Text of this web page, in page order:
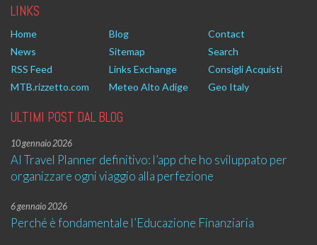
LINKS
Home Blog
Contact
News
Sitemap
Search
RSS Feed
Links Exchange
Consigli Acquisti
MTB.rizzetto.com
Meteo Alto Adige Geo Italy
ULTIMI POST DAL BLOG
10 gennaio 2026
AI Travel Planner definitivo: l’app che ho sviluppato per
organizzare ogni viaggio alla perfezione
6 gennaio 2026
Perché è fondamentale l’Educazione Finanziaria